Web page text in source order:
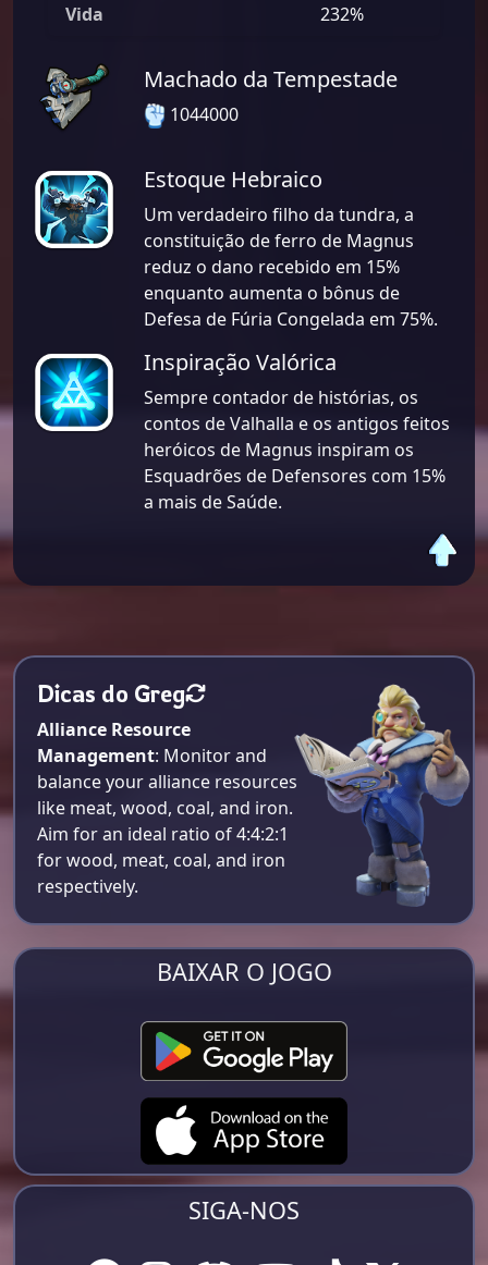
Vida 232%
Machado da Tempestade
1044000
Estoque Hebraico
Um verdadeiro filho da tundra, a
constituição de ferro de Magnus
reduz o dano recebido em 15%
enquanto aumenta o bônus de
Defesa de Fúria Congelada em 75%.
Inspiração Valórica
Sempre contador de histórias, os
contos de Valhalla e os antigos feitos
heróicos de Magnus inspiram os
Esquadrões de Defensores com 15%
a mais de Saúde.
Dicas do Greg
Alliance Resource
Management: Monitor and
balance your alliance resources
like meat, wood, coal, and iron.
Aim for an ideal ratio of 4:4:2:1
for wood, meat, coal, and iron
respectively​.
BAIXAR O JOGO
SIGA-NOS